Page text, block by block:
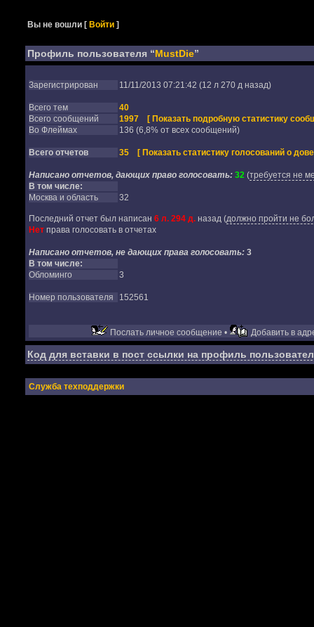
Вы не вошли [Войти ]
Профиль пользователя “MustDie”
Зарегистрирован 11/11/2013 07:21:42 (12 л 270 д назад)
Всего тем
40
Всего сообщений
1997
[ Показать подробную статистику
Во Флеймах
136 (6,8% от всех сообщений)
Всего отчетов 35 [ Показать статистику голосований о
Написано отчетов, дающих право голосовать: 32(требуется не
В том числе:
Москва и область
32
Последний отчет был написан 6 л. 294 д.назад(должно пройти не
Нетправа голосовать в отчетах
Написано отчетов, не дающих права голосовать: 3
В том числе:
Обломинго
3
Номер пользователя 152561
Послать личное сообщение • Добавить в
Код для вставки в пост ссылки на профиль
Служба техподдержки